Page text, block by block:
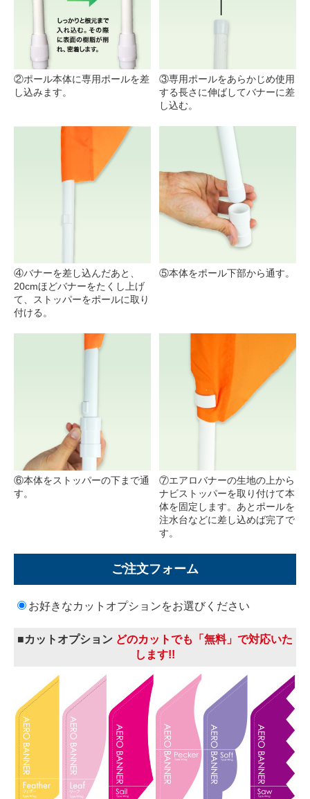
②ポール本体に専用ポールを差
し込みます。
③専用ポールをあらかじめ使用
する長さに伸ばしてバナーに差
し込む。
④バナーを差し込んだあと、
20cmほどバナーをたくし上げ
て、ストッパーをポールに取り
付ける。
⑤本体をポール下部から通す。
⑥本体をストッパーの下まで通
す。
⑦エアロバナーの生地の上から
ナビストッパーを取り付けて本
体を固定します。あとポールを
注水台などに差し込めば完了で
す。
ご注文フォーム
お好きなカットオプションをお選びください
■カットオプション どのカットでも「無料」で対応いた
します!!